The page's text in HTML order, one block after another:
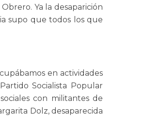
Ya la desaparición
supo que todos los que
en actividades
Socialista Popular
con militantes de
Dolz, desaparecida